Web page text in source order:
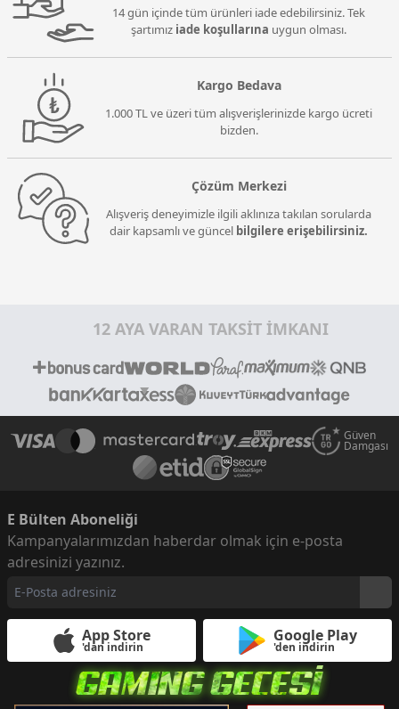
14 gün içinde tüm ürünleri iade edebilirsiniz. Tek
şartımız iade koşullarına uygun olması.
Kargo Bedava
1.000 TL ve üzeri tüm alışverişlerinizde kargo ücreti
bizden.
Çözüm Merkezi
Alışveriş deneyimizle ilgili aklınıza takılan sorularda
dair kapsamlı ve güncel bilgilere erişebilirsiniz.
12 AYA VARAN TAKSİT İMKANI
Güven
Damgası
E Bülten Aboneliği
Kampanyalarımızdan haberdar olmak için e-posta
adresinizi yazınız.
App Store
'dan indirin
Google Play
'den indirin